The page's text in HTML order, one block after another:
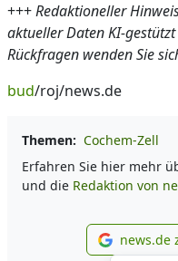
+++Redaktioneller
aktueller Daten KI-
Rückfragen wenden Sie
bud/roj/news.de
Themen: Cochem-Zell
Erfahren Sie hier mehr
und die Redaktion von
news.de